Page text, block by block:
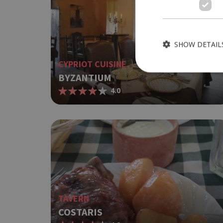
CYPRIOT CUISINE
BYZANTIUM
4.0
TAVERN
COSTARIS
SHOW
without strictly
Name
G_ENABLED_IDPS
PHPSESSID